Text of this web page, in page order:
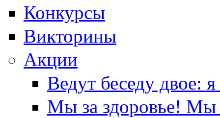
Конкурсы
Викторины
Акции
Ведут беседу двое:
Мы за здоровье! Мы